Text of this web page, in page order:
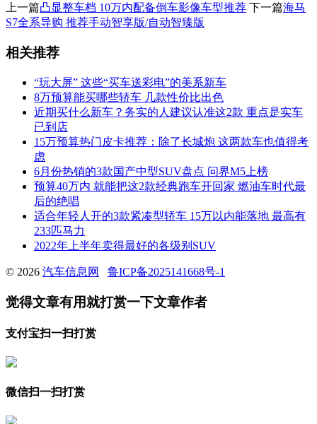
上一篇凸显整车档 10万内配备倒车影像车型推荐 下一篇海马
S7全系导购 推荐手动智享版/自动智臻版
相关推荐
“玩大屏” 这些“买车送彩电”的美系新车
8万预算能买哪些轿车 几款性价比出色
近期买什么新车？务实的人建议认准这2款 重点是实车
已到店
15万预算热门皮卡推荐：除了长城炮 这两款车也值得考
虑
6月份热销的3款国产中型SUV盘点 问界M5上榜
预算40万内 就能把这2款经典跑车开回家 燃油车时代最
后的绝唱
适合年轻人开的3款紧凑型轿车 15万以内能落地 最高有
233匹马力
2022年上半年卖得最好的各级别SUV
© 2026 汽车信息网 鲁ICP备2025141668号-1
觉得文章有用就打赏一下文章作者
支付宝扫一扫打赏
微信扫一扫打赏